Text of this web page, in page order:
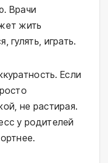
Врачи
жить
играть.
Если
не растирая.
у родителей